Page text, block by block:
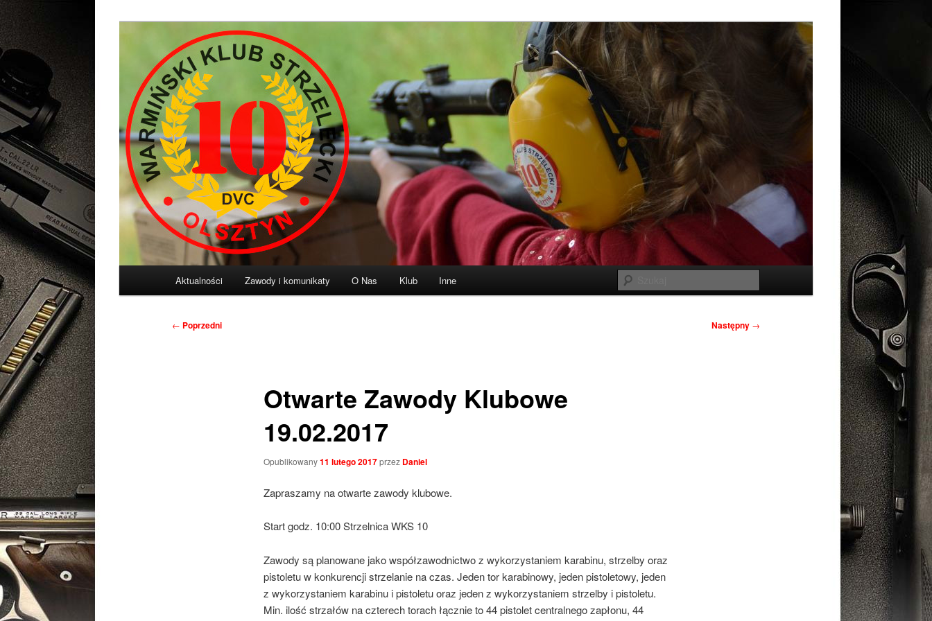
Przeskocz
do
tekstu
Warmiński Klub Strzelecki „10” Olsztyn
Diligentia Vis Celeritas
Aktualności Zawody i komunikaty O Nas Klub Inne
Nawigacja
← Poprzedni Następny →
Otwarte Zawody Klubowe
19.02.2017
Opublikowany11 lutego 2017przez Daniel
Zapraszamy na otwarte zawody klubowe.
Start godz. 10:00 Strzelnica WKS 10
Zawody są planowane jako współzawodnictwo z wykorzystaniem karabinu, strzelby oraz
pistoletu w konkurencji strzelanie na czas. Jeden tor karabinowy, jeden pistoletowy, jeden
z wykorzystaniem karabinu i pistoletu oraz jeden z wykorzystaniem strzelby i pistoletu.
Min. ilość strzałów na czterech torach łącznie to 44 pistolet centralnego zapłonu, 44